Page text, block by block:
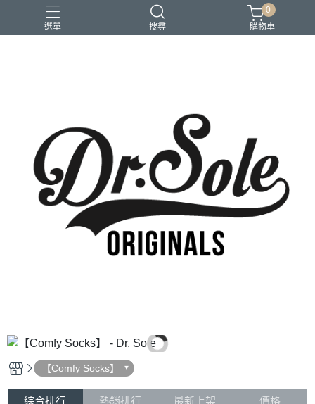
選單 搜尋
0
購物車
【Comfy Socks】
綜合排行 熱銷排行 最新上架 價格